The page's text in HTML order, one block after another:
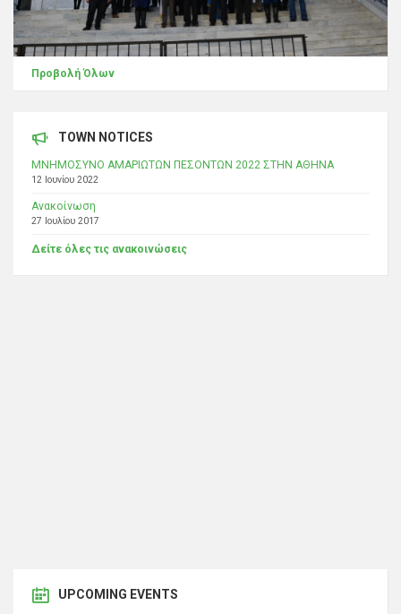
Προβολή Όλων
TOWN NOTICES
ΜΝΗΜΟΣΥΝΟ ΑΜΑΡΙΩΤΩΝ ΠΕΣΟΝΤΩΝ 2022 ΣΤΗΝ ΑΘΗΝΑ
12 Ιουνίου 2022
Ανακοίνωση
27 Ιουλίου 2017
Δείτε όλες τις ανακοινώσεις
UPCOMING EVENTS